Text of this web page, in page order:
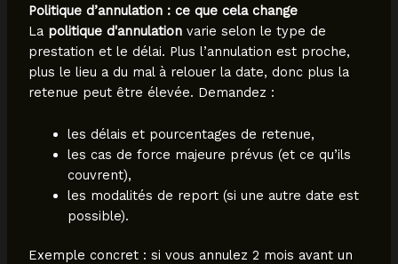
Politique d’annulation : ce que cela change
La politique d'annulationvarie selon le type de
prestation et le délai. Plus l’annulation est proche,
plus le lieu a du mal à relouer la date, donc plus la
retenue peut être élevée. Demandez :
les délais et pourcentages de retenue,
les cas de force majeure prévus (et ce qu’ils
couvrent),
les modalités de report (si une autre date est
possible).
Exemple concret : si vous annulez 2 mois avant un